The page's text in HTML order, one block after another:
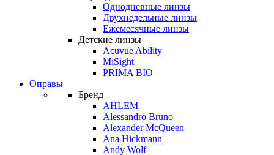
Однодневные линзы
Двухнедельные линзы
Ежемесячные линзы
Детские линзы
Acuvue Ability
MiSight
PRIMA BIO
Оправы
Бренд
AHLEM
Alessandro Bruno
Alexander McQueen
Ana Hickmann
Andy Wolf